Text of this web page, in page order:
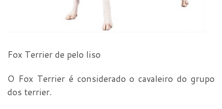
Fox Terrier de pelo liso
O Fox Terrier é considerado o cavaleiro do grupo
dos terrier.